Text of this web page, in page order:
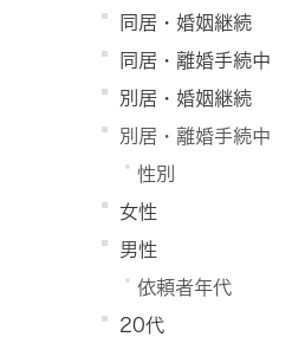
同居・婚姻継続
同居・離婚手続中
別居・婚姻継続
別居・離婚手続中
性別
女性
男性
依頼者年代
20代